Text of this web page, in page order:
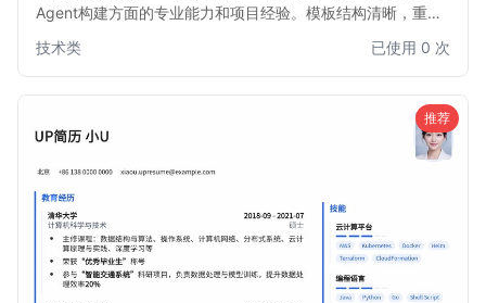
Agent构建方面的专业能力和项目经验。模板结构清晰，重点
框架搭建等核心技能，助力求职者快速获得面试机会。
技术类 已使用 0 次
推荐